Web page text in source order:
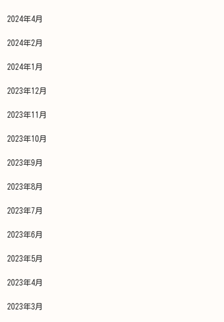
2024年4月
2024年2月
2024年1月
2023年12月
2023年11月
2023年10月
2023年9月
2023年8月
2023年7月
2023年6月
2023年5月
2023年4月
2023年3月